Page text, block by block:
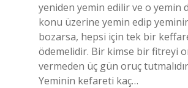
yeniden yemin edilir ve o yemin
konu üzerine yemin edip
bozarsa, hepsi için tek bir
ödemelidir. Bir kimse bir fitreyi
vermeden üç gün oruç
Yeminin kefareti kaç…